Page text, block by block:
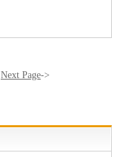
Next Page->